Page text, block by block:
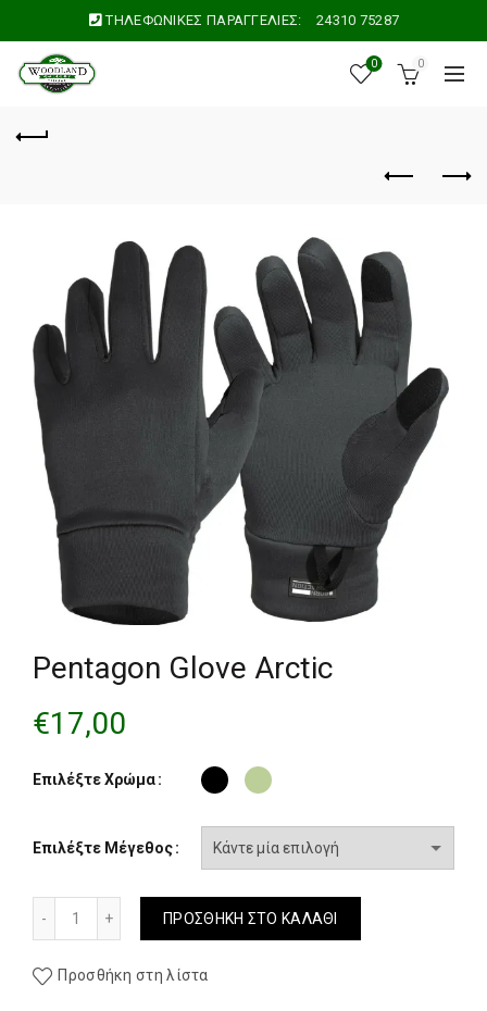
ΤΗΛΕΦΩΝΙΚΕΣ ΠΑΡΑΓΓΕΛΙΕΣ: 24310 75287
0 0
Pentagon Glove Arctic
€17,00
Επιλέξτε Χρώμα
Επιλέξτε Μέγεθος
Pentagon Glove Arctic ποσότητα
ΠΡΟΣΘΉΚΗ ΣΤΟ ΚΑΛΆΘΙ
Προσθήκη στη λίστα